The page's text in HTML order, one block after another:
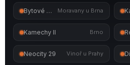
Bytové domy Moravany Moravany u Brna
Kamechy II Brno
Neocity 29 Vinoř u Prahy